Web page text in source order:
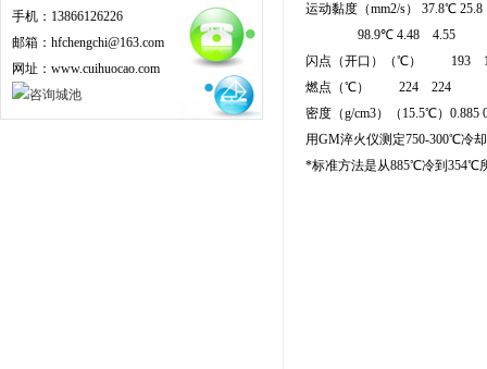
手机：13866126226
邮箱：hfchengchi@163.com
网址：www.cuihuocao.com
运动黏度（mm2/s） 37.8℃ 25.8
98.9℃ 4.48 4.55
闪点（开口）（℃） 193
燃点（℃） 224 224
密度（g/cm3）（15.5℃）0.885
用GM淬火仪测定750-300℃冷
*标准方法是从885℃冷到354℃